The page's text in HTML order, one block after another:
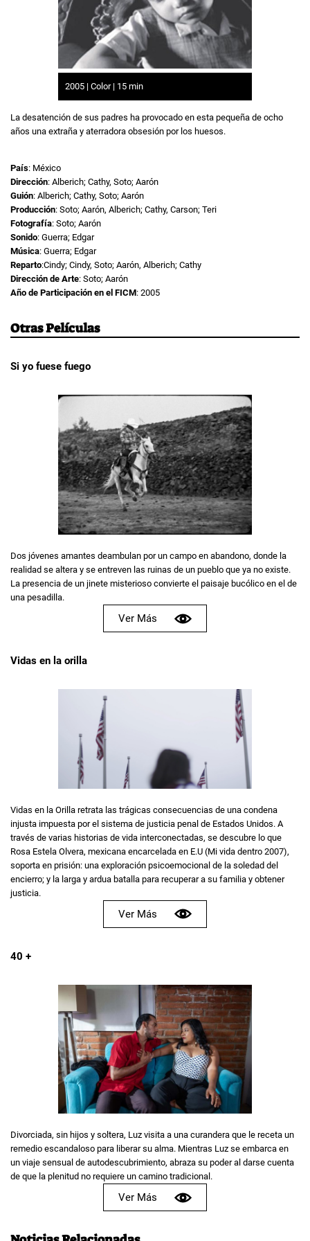
2005 | Color | 15 min
La desatención de sus padres ha provocado en esta pequeña de ocho
años una extraña y aterradora obsesión por los huesos.
País: México
Dirección: Alberich; Cathy, Soto; Aarón
Guión: Alberich; Cathy, Soto; Aarón
Producción: Soto; Aarón, Alberich; Cathy, Carson; Teri
Fotografía: Soto; Aarón
Sonido: Guerra; Edgar
Música: Guerra; Edgar
Reparto:Cindy; Cindy, Soto; Aarón, Alberich; Cathy
Dirección de Arte: Soto; Aarón
Año de Participación en el FICM: 2005
Otras Películas
Si yo fuese fuego
Dos jóvenes amantes deambulan por un campo en abandono, donde la
realidad se altera y se entreven las ruinas de un pueblo que ya no existe.
La presencia de un jinete misterioso convierte el paisaje bucólico en el de
una pesadilla.
Ver Más
Vidas en la orilla
Vidas en la Orilla retrata las trágicas consecuencias de una condena
injusta impuesta por el sistema de justicia penal de Estados Unidos. A
través de varias historias de vida interconectadas, se descubre lo que
Rosa Estela Olvera, mexicana encarcelada en E.U (Mi vida dentro 2007),
soporta en prisión: una exploración psicoemocional de la soledad del
encierro; y la larga y ardua batalla para recuperar a su familia y obtener
justicia.
Ver Más
40 +
Divorciada, sin hijos y soltera, Luz visita a una curandera que le receta un
remedio escandaloso para liberar su alma. Mientras Luz se embarca en
un viaje sensual de autodescubrimiento, abraza su poder al darse cuenta
de que la plenitud no requiere un camino tradicional.
Ver Más